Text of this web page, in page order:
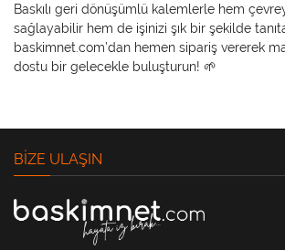
Baskılı geri dönüşümlü kalemlerle hem
sağlayabilir hem de işinizi şık bir şekilde
baskimnet.com’dan hemen sipariş vererek
dostu bir gelecekle buluşturun! 🌱
BIZE ULAŞIN